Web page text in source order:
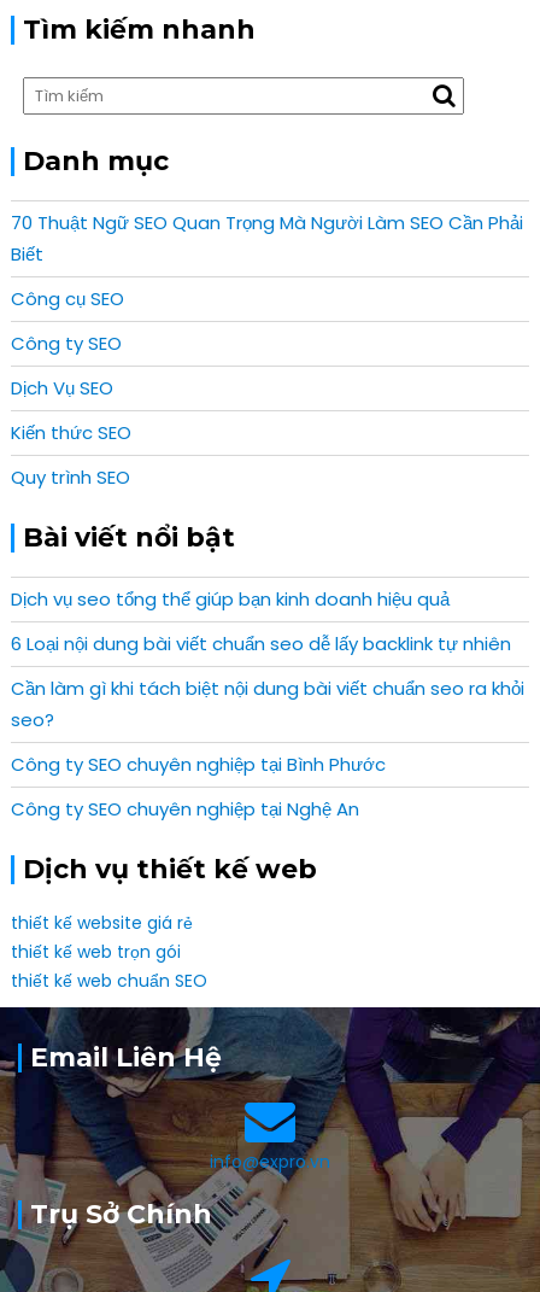
i
o
t
:
Tìm kiếm nhanh
Danh mục
70 Thuật Ngữ SEO Quan Trọng Mà Người Làm SEO Cần Phải
Biết
Công cụ SEO
Công ty SEO
Dịch Vụ SEO
Kiến thức SEO
Quy trình SEO
Bài viết nổi bật
Dịch vụ seo tổng thể giúp bạn kinh doanh hiệu quả
6 Loại nội dung bài viết chuẩn seo dễ lấy backlink tự nhiên
Cần làm gì khi tách biệt nội dung bài viết chuẩn seo ra khỏi
seo?
Công ty SEO chuyên nghiệp tại Bình Phước
Công ty SEO chuyên nghiệp tại Nghệ An
Dịch vụ thiết kế web
thiết kế website giá rẻ
thiết kế web trọn gói
thiết kế web chuẩn SEO
Email Liên Hệ
info@expro.vn
Trụ Sở Chính